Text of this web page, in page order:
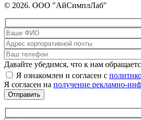
© 2026. ООО "АйСимплЛаб"
Давайте убедимся, что к нам
Я ознакомлен и согласен с
Я согласен на получение рекламно-